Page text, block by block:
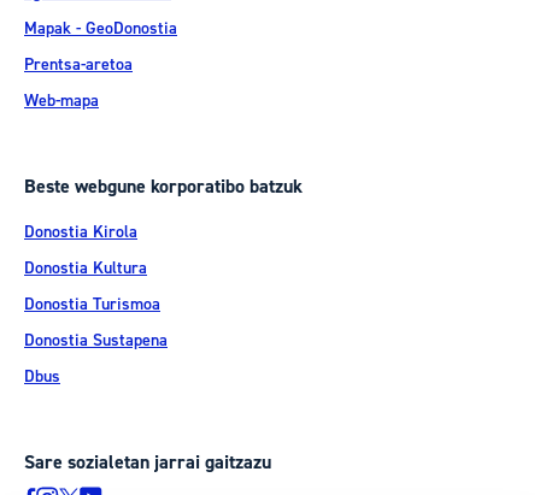
Mapak - GeoDonostia
Prentsa-aretoa
Web-mapa
Beste webgune korporatibo batzuk
Donostia Kirola
Donostia Kultura
Donostia Turismoa
Donostia Sustapena
Dbus
Sare sozialetan jarrai gaitzazu